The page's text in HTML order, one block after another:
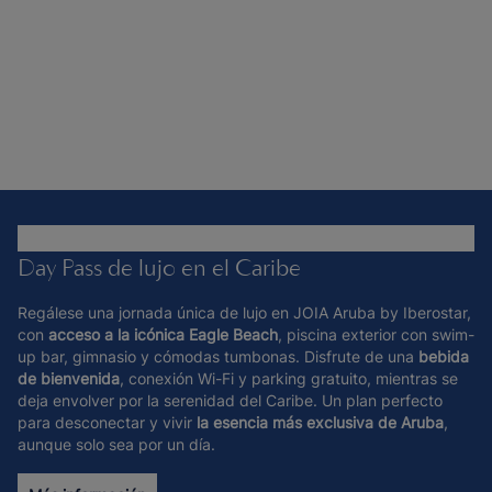
Day Pass de lujo en el Caribe
Regálese una jornada única de lujo en JOIA Aruba by Iberostar,
con acceso a la icónica Eagle Beach, piscina exterior con swim-
up bar, gimnasio y cómodas tumbonas. Disfrute de una bebida
de bienvenida, conexión Wi-Fi y parking gratuito, mientras se
deja envolver por la serenidad del Caribe. Un plan perfecto
para desconectar y vivir la esencia más exclusiva de Aruba,
aunque solo sea por un día.